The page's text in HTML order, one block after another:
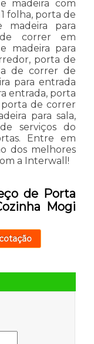
madeira com
folha, porta de
madeira para
correr em
madeira para
porta de
de correr de
para entrada
entrada, porta
de correr
para sala,
serviços do
Entre em
dos melhores
a Interwall!
de Porta
Mogi